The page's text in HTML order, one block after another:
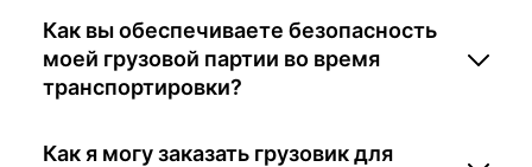
Как вы обеспечиваете безопасность
моей грузовой партии во время
транспортировки?
Как я могу заказать грузовик для